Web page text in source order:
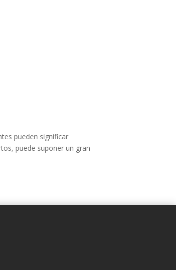
pueden significar
puede suponer un gran